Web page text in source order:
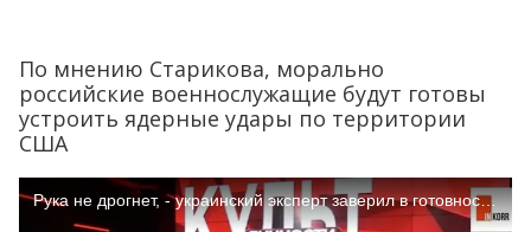
По мнению Старикова, морально
российские военнослужащие будут готовы
устроить ядерные удары по территории
США